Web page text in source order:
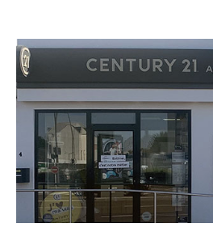
CENTURY 21
4 boulevard
JOUE LES
Envoyer un
Téléphoner à